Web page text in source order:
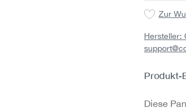
Zur
Hersteller:
Produkt-
Diese